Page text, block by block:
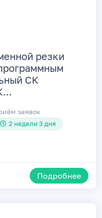
резки
СК
заявок
2 недели 3 дня
Подробнее